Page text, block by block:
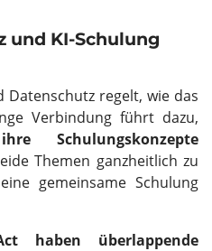
und KI-Schulung
regelt, wie das
Verbindung führt dazu,
ihre Schulungskonzepte
Themen ganzheitlich zu
gemeinsame Schulung
haben überlappende